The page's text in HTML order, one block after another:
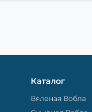
Каталог
Вяленая Вобла